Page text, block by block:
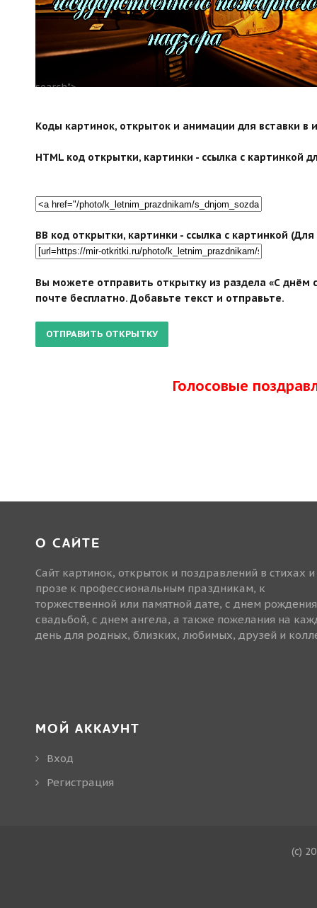
search">
Коды картинок, открыток и анимации для вставки в
HTML код открытки, картинки - ссылка с картинкой
BB код открытки, картинки - ссылка с картинкой
Вы можете отправить открытку из раздела «С днём
почте бесплатно. Добавьте текст и отправьте.
Голосовые
О САЙТЕ
Сайт картинок, открыток и поздравлений в стихах и
прозе к профессиональным праздникам, к
торжественной или памятной дате, с днем
свадьбой, с днем ангела, а также пожелания на
день для родных, близких, любимых, друзей и
МОЙ АККАУНТ
Вход
Регистрация
(c)